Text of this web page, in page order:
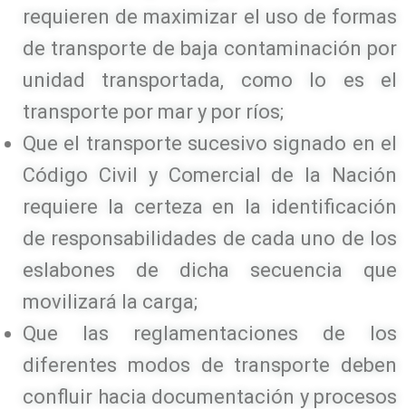
requieren de maximizar el uso de formas
de transporte de baja contaminación por
unidad transportada, como lo es el
transporte por mar y por ríos;
Que el transporte sucesivo signado en el
Código Civil y Comercial de la Nación
requiere la certeza en la identificación
de responsabilidades de cada uno de los
eslabones de dicha secuencia que
movilizará la carga;
Que las reglamentaciones de los
diferentes modos de transporte deben
confluir hacia documentación y procesos